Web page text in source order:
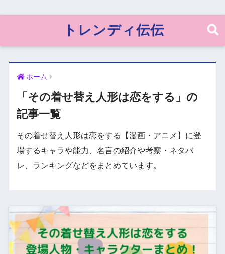
トレンディ伝伝
ホーム
「その着せ替え人形は恋をする」の
記事一覧
その着せ替え人形は恋をする【漫画・アニメ】に登
場するキャラや能力、名言の紹介や考察・ネタバ
レ、ランキングなどをまとめています。